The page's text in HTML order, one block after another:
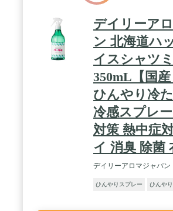
デイリーア
ン 北海道ハ
イスシャツ
350mL【国
ひんやり冷
冷感スプレ
対策 熱中症
イ 消臭 除菌
デイリーアロマジャパン
ひんやりスプレー ひんや